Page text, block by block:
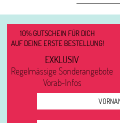
10% GUTSCHEIN FÜR DICH
AUF DEINE ERSTE BESTELLUNG!
EXKLUSIV
Regelmässige Sonderangebote
Vorab-Infos